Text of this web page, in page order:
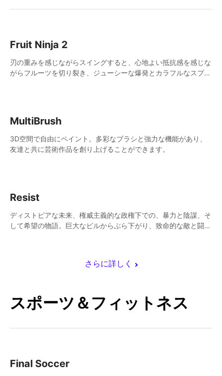
さらに詳しく
Fruit Ninja 2
刃の重みを感じながらスイングすると、心地よい抵抗感を感じな
がらフルーツを切り裂き、ジューシーな爆発とカラフルなスプラ
MultiBrush
3D空間で自由にペイント。多彩なブラシと強力な機能があり、
友達と共に芸術作品を創り上げることができます。
Resist
ディストピアな未来、権威主義的な政権下での、暴力と陰謀、そ
して希望の物語。巨大なビルからぶら下がり、致命的な敵と闘い
スポーツ＆フィットネス
Final Soccer